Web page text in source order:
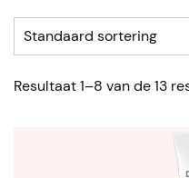
Resultaat 1–8 van de 13